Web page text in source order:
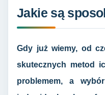
Jakie są
Gdy już wiemy, od
skutecznych metod
problemem, a